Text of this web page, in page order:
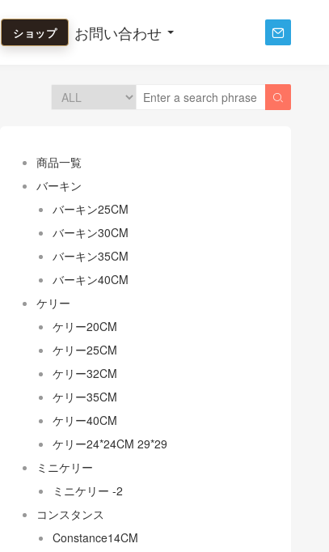
ショップ お問い合わせ 

商品一覧
バーキン
バーキン25CM
バーキン30CM
バーキン35CM
バーキン40CM
ケリー
ケリー20CM
ケリー25CM
ケリー32CM
ケリー35CM
ケリー40CM
ケリー24*24CM 29*29
ミニケリー
ミニケリー -2
コンスタンス
Constance14CM